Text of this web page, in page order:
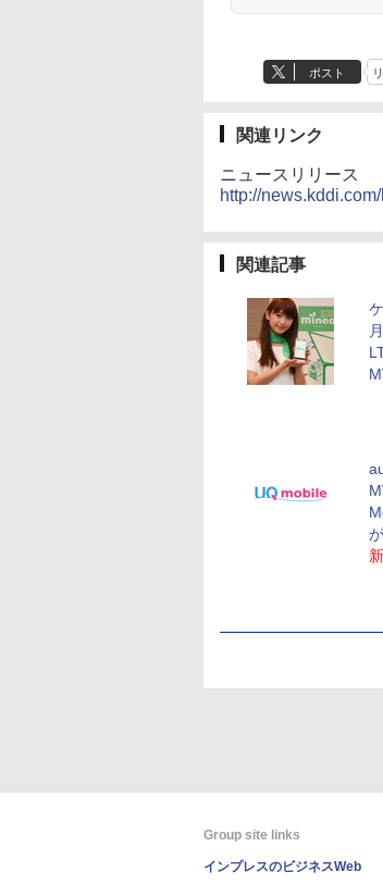
ポスト
関連リンク
ニュースリリース
http://
関連記事
新
Group site links
インプレスのビジネスWeb